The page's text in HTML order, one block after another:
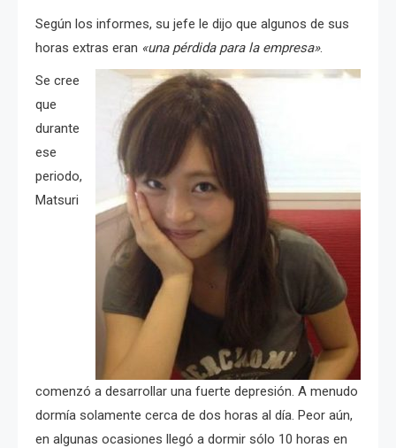
Según los informes, su jefe le dijo que algunos de sus
horas extras eran «una pérdida para la empresa».
Se cree
que
durante
ese
periodo,
Matsuri
comenzó a desarrollar una fuerte depresión. A menudo
dormía solamente cerca de dos horas al día. Peor aún,
en algunas ocasiones llegó a dormir sólo 10 horas en